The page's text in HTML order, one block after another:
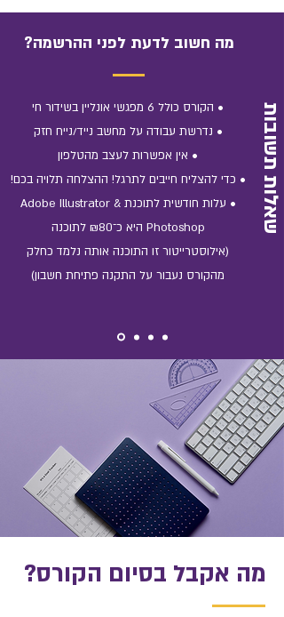
מה חשוב לדעת לפני ההרשמה?
• הקורס כולל 6 מפגשי אונליין בשידור חי
• נדרשת עבודה על מחשב נייד/נייח חזק
• אין אפשרות לעצב מהטלפון
• כדי להצליח חייבים לתרגל! ההצלחה תלויה בכם!
• עלות חודשית לתוכנת Adobe Illustrator &
Photoshop היא כ־₪80 לתוכנה
(אילוסטרייטור זו התוכנה אותה נלמד כחלק
מהקורס נעבור על התקנה פתיחת חשבון)
שאלות תשובות
מה אקבל בסיום הקורס?